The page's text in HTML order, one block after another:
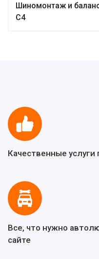
Шиномонтаж и
C4
Качественные
Все, что нужно
сайте